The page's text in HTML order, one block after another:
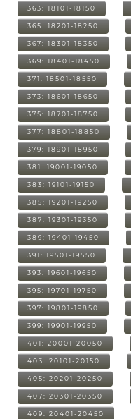
363: 18101-18150
365: 18201-18250
367: 18301-18350
369: 18401-18450
371: 18501-18550
373: 18601-18650
375: 18701-18750
377: 18801-18850
379: 18901-18950
381: 19001-19050
383: 19101-19150
385: 19201-19250
387: 19301-19350
389: 19401-19450
391: 19501-19550
393: 19601-19650
395: 19701-19750
397: 19801-19850
399: 19901-19950
401: 20001-20050
403: 20101-20150
405: 20201-20250
407: 20301-20350
409: 20401-20450